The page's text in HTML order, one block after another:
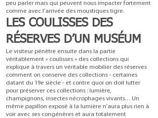
peu parler mais qui peuvent nous impacter fortement
comme avec l’arrivée des moustiques tigre.
LES COULISSES DES
RÉSERVES D’UN MUSÉUM
Le visiteur pénètre ensuite dans la partie
véritablement « coulisses » des collections qui
explique à travers un véritable mobilier des réserves
comment on conserve des collections - certaines
datant du 19e siècle - et contre quoi on doit lutter
pour préserver ces collections : lumière,
champignons, insectes nécrophages vivants… Un
même papillon exposé à la lumière n’aura plus rien à
voir avec ses congénères et aura totalement